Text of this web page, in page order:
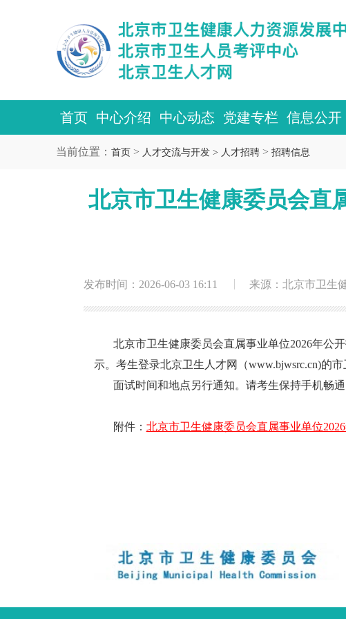
首页 中心介绍 中心动态 党建专栏 信息公开
当前位置： 首页> 人才交流与开发 > 人才招聘> 招聘信息
北京市卫生健康委员会直
发布时间：2026-06-03 16:11 来源：北京市卫生
北京市卫生健康委员会直属事业单位2026年公开
示。考生登录北京卫生人才网（www.bjwsrc.cn)的
面试时间和地点另行通知。请考生保持手机畅通
附件： 北京市卫生健康委员会直属事业单位